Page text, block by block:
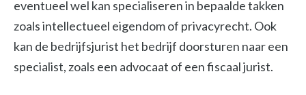
eventueel wel kan specialiseren in bepaalde takken
zoals intellectueel eigendom of privacyrecht. Ook
kan de bedrijfsjurist het bedrijf doorsturen naar een
specialist, zoals een advocaat of een fiscaal jurist.